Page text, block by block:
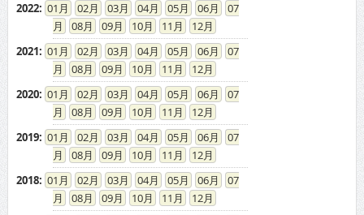
2022: 01 02 03 04 05 06
07
08
09 10 11
12
2021: 01 02 03 04 05 06
07
08
09 10 11
12
2020: 01 02 03 04 05 06
07
08
09 10 11
12
2019: 01 02 03 04 05 06
07
08
09 10 11
12
2018: 01 02 03 04 05 06
07
08
09 10 11
12